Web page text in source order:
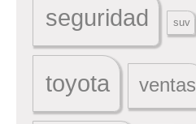
seguridad suv
toyota ventas